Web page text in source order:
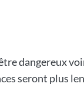
dangereux
seront plus